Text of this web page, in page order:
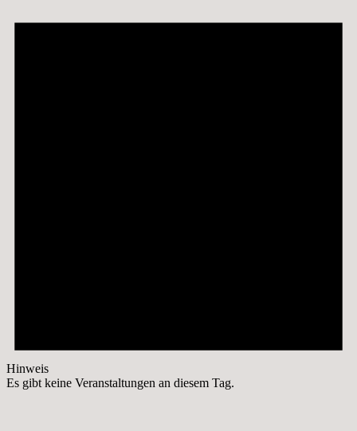
Hinweis
Es gibt keine Veranstaltungen an diesem Tag.